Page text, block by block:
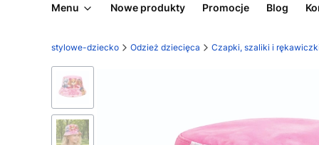
Menu Nowe produkty Promocje Blog
stylowe-dziecko Odzież dziecięca Czapki, szaliki i